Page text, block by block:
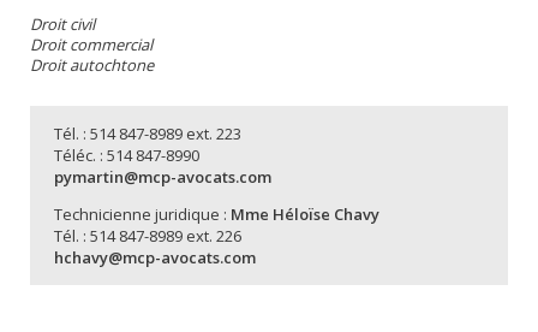
Droit civil
Droit commercial
Droit autochtone
Tél. : 514 847-8989 ext. 223
Téléc. : 514 847-8990
pymartin@mcp-avocats.com
Technicienne juridique : Mme Héloïse Chavy
Tél. : 514 847-8989 ext. 226
hchavy@mcp-avocats.com